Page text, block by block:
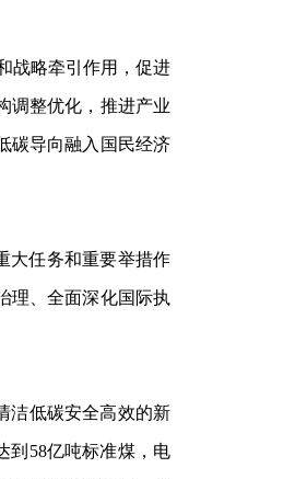
战略牵引作用，促进
调整优化，推进产业
碳导向融入国民经济
大任务和重要举措作
理、全面深化国际执
洁低碳安全高效的新
到58亿吨标准煤，电